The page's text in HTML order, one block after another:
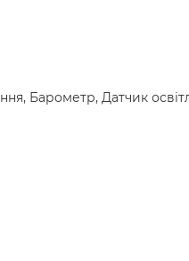
Барометр, Датчик